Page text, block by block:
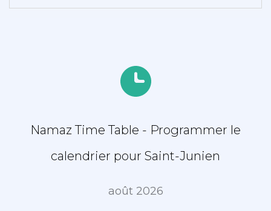
Namaz Time Table - Programmer le
calendrier pour Saint-Junien
août 2026